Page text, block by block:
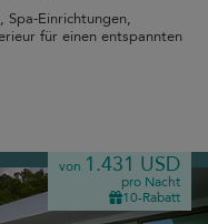
Spa-Einrichtungen,
für einen entspannten
von 1.431 USD
pro Nacht
10-Rabatt